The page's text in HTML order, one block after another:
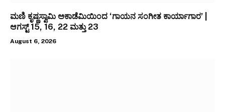
ಮಣಿ ಕೃಷ್ಣಸ್ವಾಮಿ ಅಕಾಡೆಮಿಯಿಂದ ‘ಗಾಯನ ಸಂಗೀತ ಕಾರ್ಯಾಗಾರ’ |
ಆಗಸ್ಟ್ 15, 16, 22 ಮತ್ತು 23
August 6, 2026